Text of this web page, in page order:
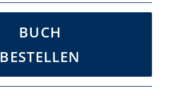
BUCH
BESTELLEN